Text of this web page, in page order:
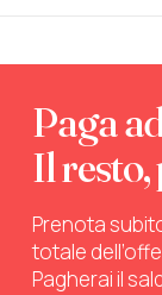
Paga
Il
Prenota
totale
Pagherai il